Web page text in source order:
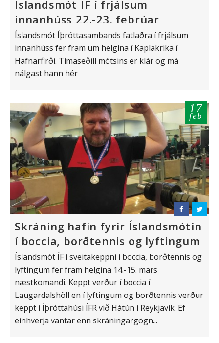
Íslandsmót ÍF í frjálsum
innanhúss 22.-23. febrúar
Íslandsmót Íþróttasambands fatlaðra í frjálsum
innanhúss fer fram um helgina í Kaplakrika í
Hafnarfirði. Tímaseðill mótsins er klár og má
nálgast hann hér
17
feb
Skráning hafin fyrir Íslandsmótin
í boccia, borðtennis og lyftingum
Íslandsmót ÍF í sveitakeppni í boccia, borðtennis og
lyftingum fer fram helgina 14.-15. mars
næstkomandi. Keppt verður í boccia í
Laugardalshöll en í lyftingum og borðtennis verður
keppt í Íþróttahúsi ÍFR við Hátún í Reykjavík. Ef
einhverja vantar enn skráningargögn...